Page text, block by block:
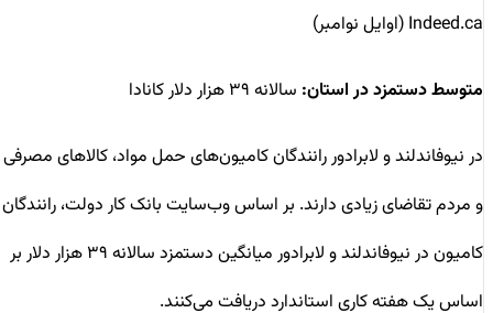
Indeed.ca (اوایل نوامبر)
متوسط دستمزد در استان:سالانه ۳۹ هزار دلار کانادا
در نیوفاندلند و لابرادور رانندگان کامیون‌های حمل مواد، کالاهای مصرفی
و مردم تقاضای زیادی دارند. بر اساس وب‌سایت بانک کار دولت، رانندگان
کامیون در نیوفاندلند و لابرادور میانگین دستمزد سالانه ۳۹ هزار دلار بر
اساس یک هفته کاری استاندارد دریافت می‌کنند.